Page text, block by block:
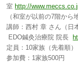
室 http://
（和室が以前の7階から
講師：西村 章 さん（日
EDO鍼灸治療院 院長
定員：10家族（先着順）
参加費：1家族500円